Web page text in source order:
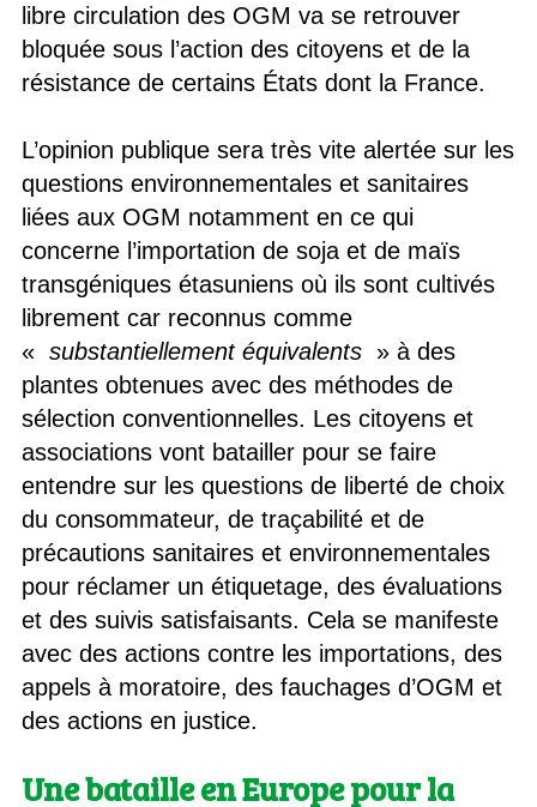
libre circulation des OGM va se retrouver
bloquée sous l’action des citoyens et de la
résistance de certains États dont la France.
L’opinion publique sera très vite alertée sur les
questions environnementales et sanitaires
liées aux OGM notamment en ce qui
concerne l’importation de soja et de maïs
transgéniques étasuniens où ils sont cultivés
librement car reconnus comme
« substantiellement équivalents » à des
plantes obtenues avec des méthodes de
sélection conventionnelles. Les citoyens et
associations vont batailler pour se faire
entendre sur les questions de liberté de choix
du consommateur, de traçabilité et de
précautions sanitaires et environnementales
pour réclamer un étiquetage, des évaluations
et des suivis satisfaisants. Cela se manifeste
avec des actions contre les importations, des
appels à moratoire, des fauchages d’OGM et
des actions en justice.
Une bataille en Europe pour la